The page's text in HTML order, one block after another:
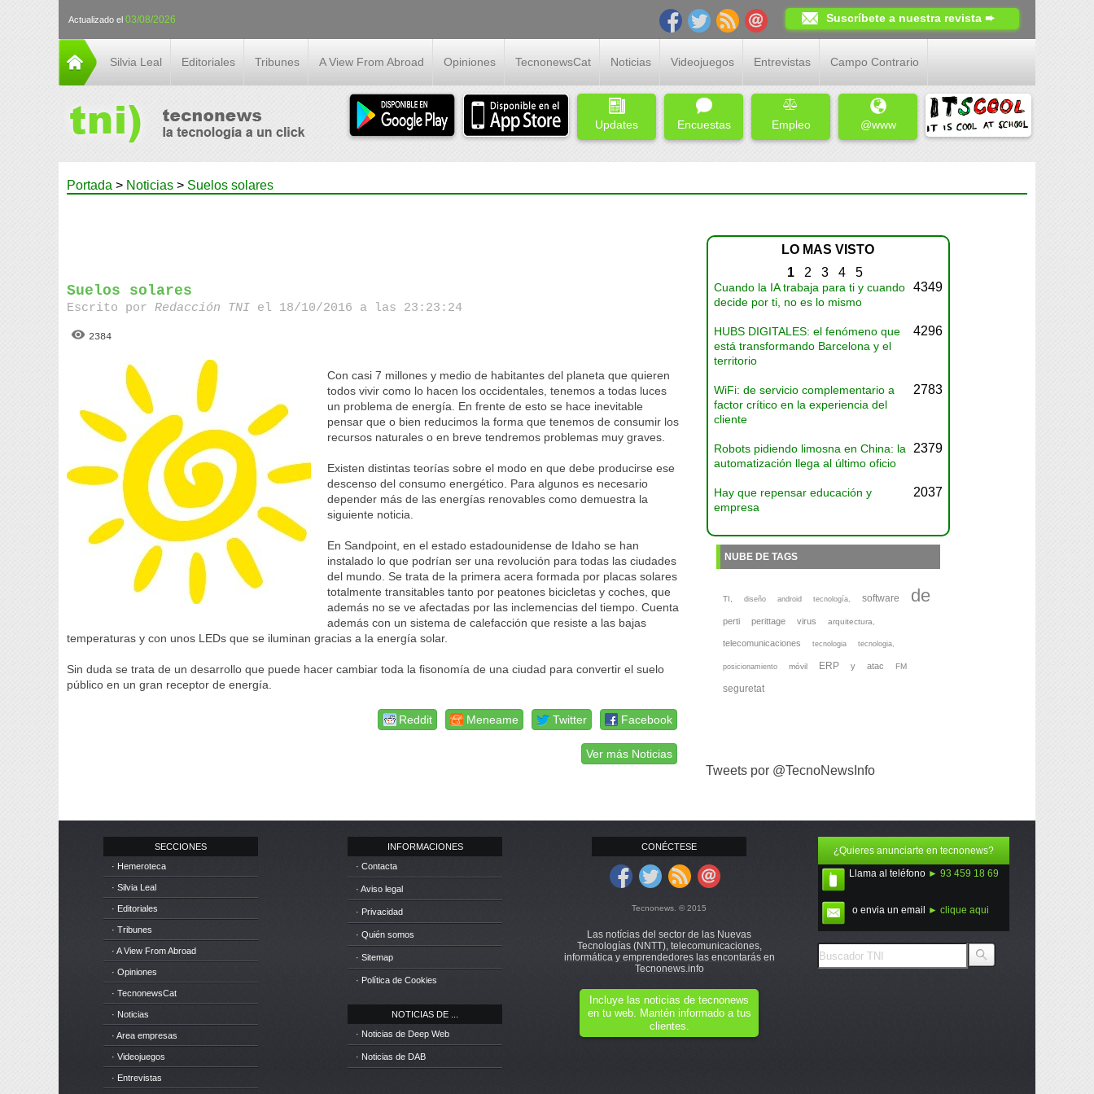
Actualizado el 03/08/2026 Suscríbete a nuestra revista ➨
Silvia Leal Editoriales Tribunes A View From Abroad Opiniones TecnonewsCat Noticias Videojuegos Entrevistas Campo Contrario
Updates Encuestas Empleo @www
Portada > Noticias > Suelos solares
Suelos solares
Escrito porRedacción TNI el 18/10/2016 a las 23:23:24
2384
Con casi 7 millones y medio de habitantes del planeta que quieren
todos vivir como lo hacen los occidentales, tenemos a todas luces
un problema de energía. En frente de esto se hace inevitable
pensar que o bien reducimos la forma que tenemos de consumir los
recursos naturales o en breve tendremos problemas muy graves.
Existen distintas teorías sobre el modo en que debe producirse ese
descenso del consumo energético. Para algunos es necesario
depender más de las energías renovables como demuestra la
siguiente noticia.
En Sandpoint, en el estado estadounidense de Idaho se han
instalado lo que podrían ser una revolución para todas las ciudades
del mundo. Se trata de la primera acera formada por placas solares
totalmente transitables tanto por peatones bicicletas y coches, que
además no se ve afectadas por las inclemencias del tiempo. Cuenta
además con un sistema de calefacción que resiste a las bajas
temperaturas y con unos LEDs que se iluminan gracias a la energía solar.
Sin duda se trata de un desarrollo que puede hacer cambiar toda la fisonomía de una ciudad para convertir el suelo
público en un gran receptor de energía.
Facebook
Twitter
Meneame
Reddit
Ver más Noticias
LO MAS VISTO
1 2 3 4 5
Cuando la IA trabaja para ti y cuando
decide por ti, no es lo mismo
4349
HUBS DIGITALES: el fenómeno que
está transformando Barcelona y el
territorio
4296
WiFi: de servicio complementario a
factor crítico en la experiencia del
cliente
2783
Robots pidiendo limosna en China: la
automatización llega al último oficio
2379
Hay que repensar educación y
empresa
2037
NUBE DE TAGS
TI, diseño android tecnología, software de
perti perittage virus arquitectura,
telecomunicaciones tecnologia tecnologia,
posicionamiento móvil ERP y atac FM
seguretat
Tweets por @TecnoNewsInfo
SECCIONES
· Hemeroteca
· Silvia Leal
· Editoriales
· Tribunes
· A View From Abroad
· Opiniones
· TecnonewsCat
· Noticias
· Area empresas
· Videojuegos
· Entrevistas
INFORMACIONES
· Contacta
· Aviso legal
· Privacidad
· Quién somos
· Sitemap
· Política de Cookies
NOTICIAS DE ...
· Noticias de Deep Web
· Noticias de DAB
CONÉCTESE
Tecnonews. © 2015
Las notícias del sector de las Nuevas
Tecnologías (NNTT), telecomunicaciones,
informática y emprendedores las encontarás en
Tecnonews.info
Incluye las noticias de tecnonews
en tu web. Mantén informado a tus
clientes.
¿Quieres anunciarte en tecnonews?
Llama al teléfono ► 93 459 18 69
o envia un email ► clique aqui